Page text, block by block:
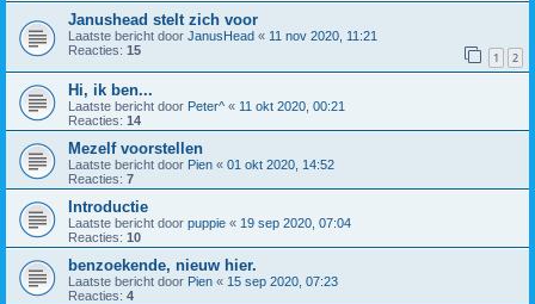
Janushead stelt zich voor
Laatste bericht door JanusHead « 11 nov 2020, 11:21
Reacties: 15 1 2
Hi, ik ben...
Laatste bericht door Peter^ « 11 okt 2020, 00:21
Reacties: 14
Mezelf voorstellen
Laatste bericht door Pien « 01 okt 2020, 14:52
Reacties: 7
Introductie
Laatste bericht door puppie « 19 sep 2020, 07:04
Reacties: 10
benzoekende, nieuw hier.
Laatste bericht door Pien « 15 sep 2020, 07:23
Reacties: 4